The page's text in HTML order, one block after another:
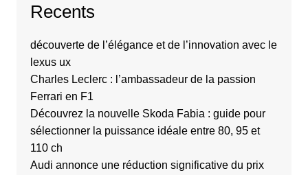
Recents
découverte de l’élégance et de l’innovation avec le
lexus ux
Charles Leclerc : l’ambassadeur de la passion
Ferrari en F1
Découvrez la nouvelle Skoda Fabia : guide pour
sélectionner la puissance idéale entre 80, 95 et
110 ch
Audi annonce une réduction significative du prix